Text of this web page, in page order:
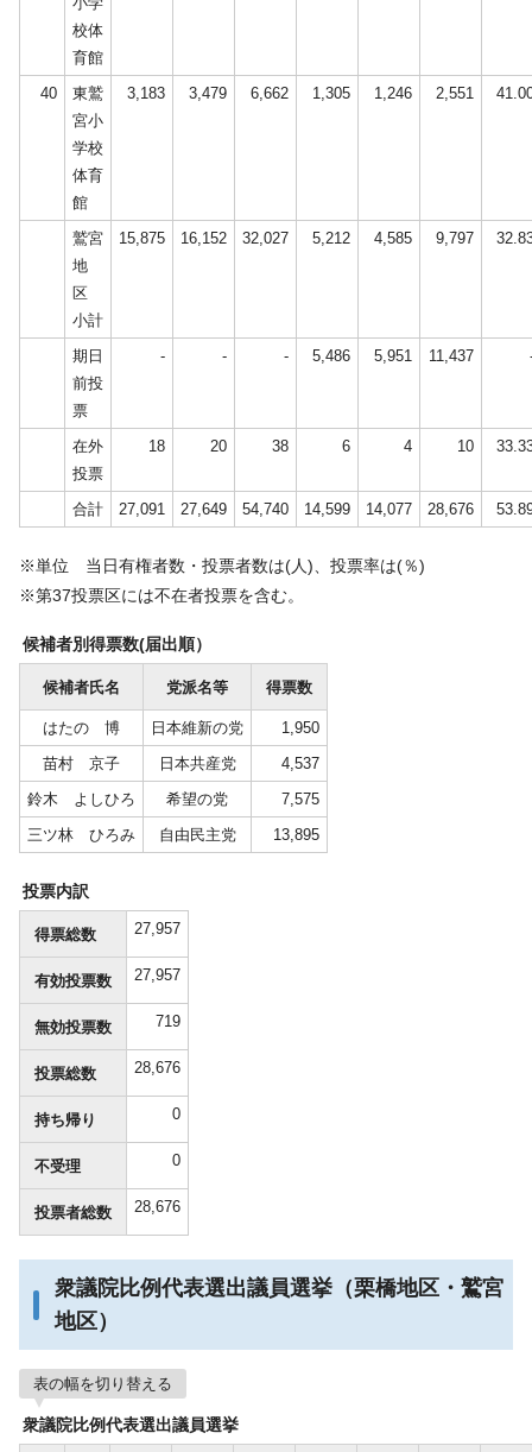
校体
育館
40
東鷲
宮小
学校
体育
館
3,183 3,479 6,662 1,305 1,246 2,551
鷲宮
地
区
小計
15,875 16,152 32,027 5,212 4,585 9,797
期日
前投
票
- - - 5,486 5,951 11,437
在外
投票
18 20 38 6 4 10
合計 27,091 27,649 54,740 14,599 14,077 28,676
※単位 当日有権者数・投票者数は(人)、投票率は(％)
※第37投票区には不在者投票を含む。
候補者別得票数(届出順）
候補者氏名 党派名等 得票数
はたの 博 日本維新の党
1,950
苗村 京子
日本共産党
4,537
鈴木 よしひろ
希望の党
7,575
三ツ林 ひろみ
自由民主党 13,895
投票内訳
得票総数 27,957
有効投票数 27,957
無効投票数 719
投票総数 28,676
持ち帰り 0
不受理 0
投票者総数 28,676
衆議院比例代表選出議員選挙（栗橋地区・鷲宮
地区）
表の幅を切り替える
衆議院比例代表選出議員選挙